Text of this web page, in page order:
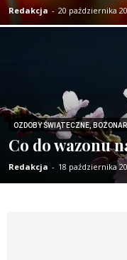
Redakcja - 20 października
OZDOBY ŚWIĄTECZNE,
Co do wazonu
Redakcja - 18 października